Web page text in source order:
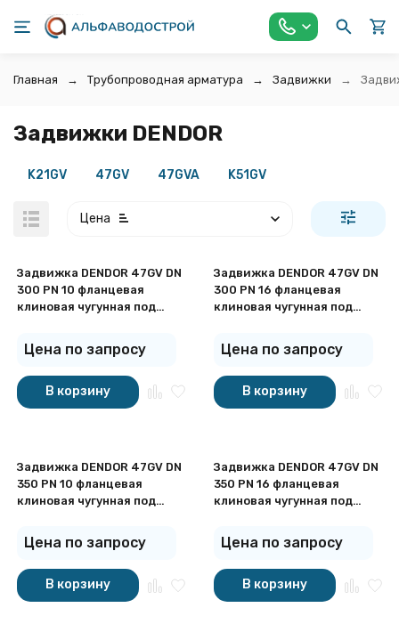
Главная Трубопроводная арматура Задвижки
Задвижки DENDOR
K21GV 47GV 47GVA K51GV
Цена
покупателей
Задвижка DENDOR 47GV DN
300 PN 10 фланцевая
клиновая чугунная под
клином
Цена по запросу
В корзину
Задвижка DENDOR 47GV DN
300 PN 16 фланцевая
клиновая чугунная под
клином
Цена по запросу
В корзину
Задвижка DENDOR 47GV DN
350 PN 10 фланцевая
клиновая чугунная под
клином
Цена по запросу
В корзину
Задвижка DENDOR 47GV DN
350 PN 16 фланцевая
клиновая чугунная под
клином
Цена по запросу
В корзину